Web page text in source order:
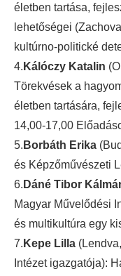
életben tartása,
lehetőségei
kultúrno-politické
4. Kálóczy Katalin
Törekvések a
életben tartására,
14,00-17,00
5. Borbáth Erika
és Képzőművészeti
6. Dáné Tibor
Magyar Művelődési
és multikultúra egy
7. Kepe Lilla
Intézet igazgatója):